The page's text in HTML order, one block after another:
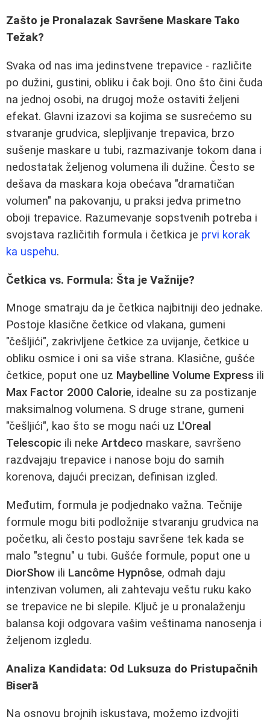
Zašto je Pronalazak Savršene Maskare Tako
Težak?
Svaka od nas ima jedinstvene trepavice - različite
po dužini, gustini, obliku i čak boji. Ono što čini čuda
na jednoj osobi, na drugoj može ostaviti željeni
efekat. Glavni izazovi sa kojima se susrećemo su
stvaranje grudvica, slepljivanje trepavica, brzo
sušenje maskare u tubi, razmazivanje tokom dana i
nedostatak željenog volumena ili dužine. Često se
dešava da maskara koja obećava "dramatičan
volumen" na pakovanju, u praksi jedva primetno
oboji trepavice. Razumevanje sopstvenih potreba i
svojstava različitih formula i četkica je prvi korak
ka uspehu.
Četkica vs. Formula: Šta je Važnije?
Mnoge smatraju da je četkica najbitniji deo jednake.
Postoje klasične četkice od vlakana, gumeni
"češljići", zakrivljene četkice za uvijanje, četkice u
obliku osmice i oni sa više strana. Klasične, gušće
četkice, poput one uz Maybelline Volume Express ili
Max Factor 2000 Calorie, idealne su za postizanje
maksimalnog volumena. S druge strane, gumeni
"češljići", kao što se mogu naći uz L'Oreal
Telescopic ili neke Artdeco maskare, savršeno
razdvajaju trepavice i nanose boju do samih
korenova, dajući precizan, definisan izgled.
Međutim, formula je podjednako važna. Tečnije
formule mogu biti podložnije stvaranju grudvica na
početku, ali često postaju savršene tek kada se
malo "stegnu" u tubi. Gušće formule, poput one u
DiorShow ili Lancôme Hypnôse, odmah daju
intenzivan volumen, ali zahtevaju veštu ruku kako
se trepavice ne bi slepile. Ključ je u pronalaženju
balansa koji odgovara vašim veštinama nanosenja i
željenom izgledu.
Analiza Kandidata: Od Luksuza do Pristupačnih
Biserā
Na osnovu brojnih iskustava, možemo izdvojiti